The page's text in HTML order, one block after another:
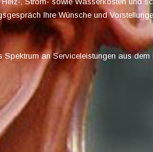
Ihre Wünsche und
Spektrum an Serviceleistungen aus dem